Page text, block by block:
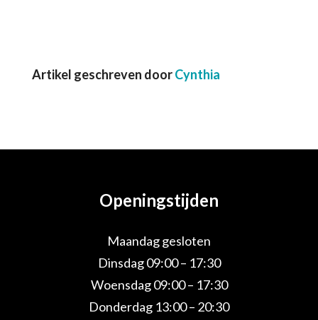
Artikel geschreven doorCynthia
Openingstijden
Maandag gesloten
Dinsdag 09:00 – 17:30
Woensdag 09:00 – 17:30
Donderdag 13:00 – 20:30